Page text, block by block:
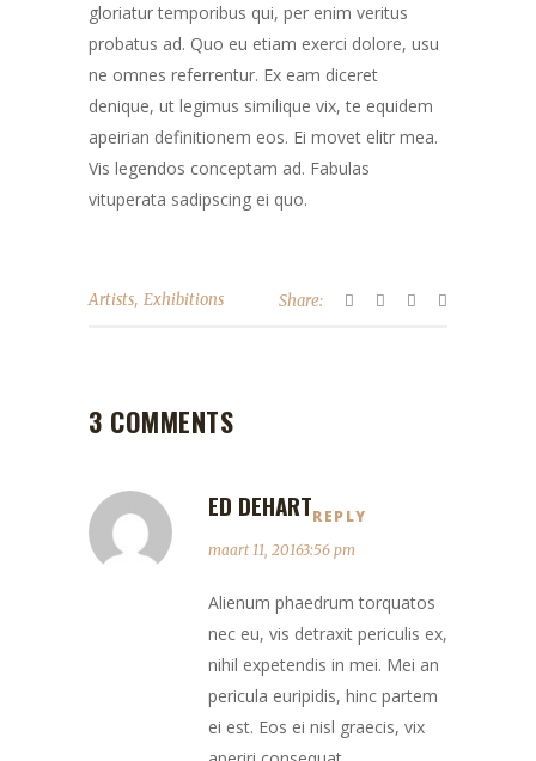
gloriatur temporibus qui, per enim veritus
probatus ad. Quo eu etiam exerci dolore, usu
ne omnes referrentur. Ex eam diceret
denique, ut legimus similique vix, te equidem
apeirian definitionem eos. Ei movet elitr mea.
Vis legendos conceptam ad. Fabulas
vituperata sadipscing ei quo.
Artists, Exhibitions Share:
3 COMMENTS
ED DEHARTREPLY
maart 11, 20163:56 pm
Alienum phaedrum torquatos
nec eu, vis detraxit periculis ex,
nihil expetendis in mei. Mei an
pericula euripidis, hinc partem
ei est. Eos ei nisl graecis, vix